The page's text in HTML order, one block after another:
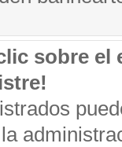
sobre el